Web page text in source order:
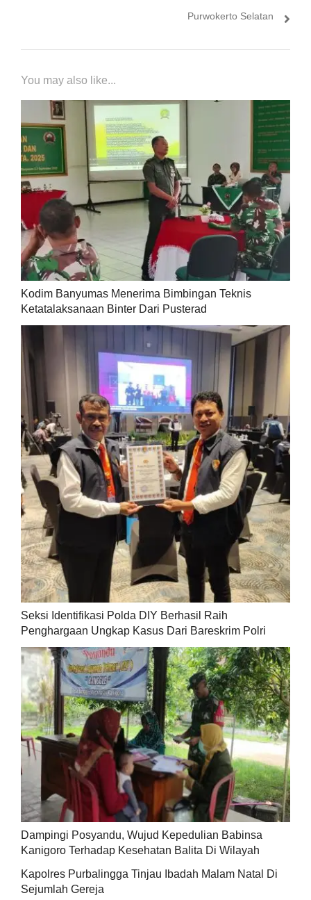
Purwokerto Selatan
You may also like...
Kodim Banyumas Menerima Bimbingan Teknis
Ketatalaksanaan Binter Dari Pusterad
Seksi Identifikasi Polda DIY Berhasil Raih
Penghargaan Ungkap Kasus Dari Bareskrim Polri
Dampingi Posyandu, Wujud Kepedulian Babinsa
Kanigoro Terhadap Kesehatan Balita Di Wilayah
Kapolres Purbalingga Tinjau Ibadah Malam Natal Di
Sejumlah Gereja